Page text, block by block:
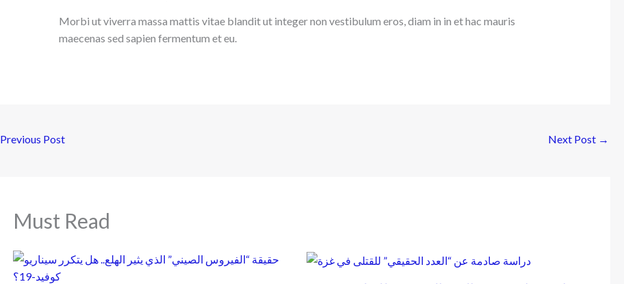
Morbi ut viverra massa mattis vitae blandit ut integer non vestibulum eros, diam in in et hac mauris
maecenas sed sapien fermentum et eu.
Previous Post Next Post →
Must Read